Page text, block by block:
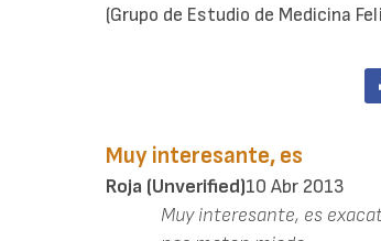
(Grupo de Estudio de Medicina
Muy interesante, es
Roja (unverified)10 Abr 2013
Muy interesante, es